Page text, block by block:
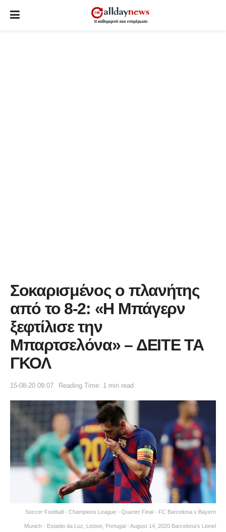
Σοκαρισμένος ο πλανήτης
από το 8-2: «Η Μπάγερν
ξεφτίλισε την
Μπαρτσελόνα» – ΔΕΙΤΕ ΤΑ
ΓΚΟΛ
15-08-20 09:07 Reading Time: 1 min read
Soccer Football - Champions League - Quarter Final - FC Barcelona v Bayern
Munich - Estadio da Luz, Lisbon, Portugal - August 14, 2020 Barcelona's Lionel